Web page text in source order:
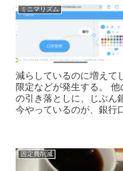
ミニマリズム
減らしているのに増えて
限定などが発生する。
の引き落としに、じぶん
今やっているのが、銀行
固定費削減